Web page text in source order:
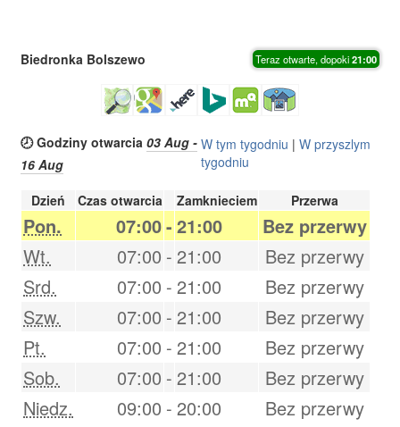
Biedronka Bolszewo Teraz otwarte, dopoki21:00
🕗 Godziny otwarcia 03 Aug -
16 Aug
W tym tygodniu | W przyszlym
tygodniu
Dzień Czas otwarcia Zamknieciem Przerwa
Pon. 07:00- 21:00
Bez przerwy
Wt.
07:00 - 21:00
Bez przerwy
Srd.
07:00 - 21:00
Bez przerwy
Szw.
07:00 - 21:00
Bez przerwy
Pt.
07:00 - 21:00
Bez przerwy
Sob.
07:00 - 21:00
Bez przerwy
Niedz.
09:00 - 20:00 Bez przerwy